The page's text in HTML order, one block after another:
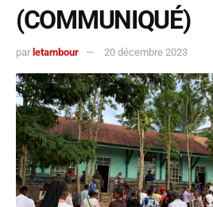
(COMMUNIQUÉ)
par letambour 20 décembre 2023